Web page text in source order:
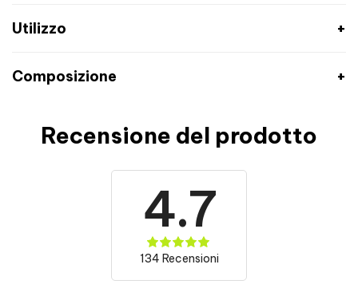
Utilizzo
Composizione
Informazioni nutrizionali 1 dose (6 capsule)
Creatina monoidrato 3420 mg
Recensione del prodotto
4.7
134 Recensioni